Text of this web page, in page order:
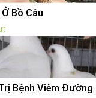
Bồ Câu
Bệnh Viêm Đường